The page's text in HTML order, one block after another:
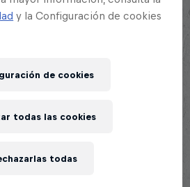
Nacional de este año.
y la Configuración de cookies
de cookies
todas
todas las cookies